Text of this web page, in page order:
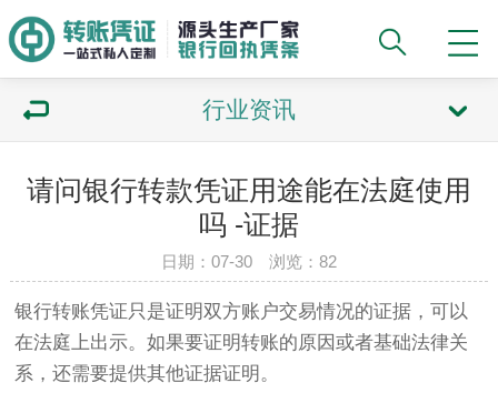
行业资讯
请问银行转款凭证用途能在法庭使用
吗 -证据
日期：07-30 浏览：82
银行转账凭证只是证明双方账户交易情况的证据，可以
在法庭上出示。如果要证明转账的原因或者基础法律关
系，还需要提供其他证据证明。